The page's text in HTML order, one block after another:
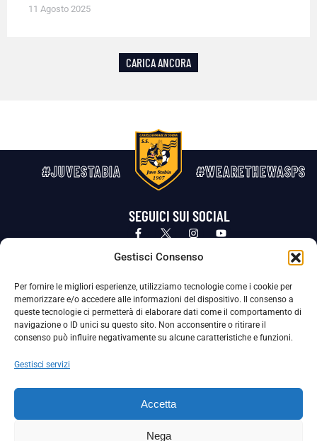
Gestisci Consenso
Per fornire le migliori esperienze, utilizziamo tecnologie come i cookie per
memorizzare e/o accedere alle informazioni del dispositivo. Il consenso a
queste tecnologie ci permetterà di elaborare dati come il comportamento di
navigazione o ID unici su questo sito. Non acconsentire o ritirare il
consenso può influire negativamente su alcune caratteristiche e funzioni.
Gestisci servizi
Accetta
Nega
11 Agosto 2025
CARICA ANCORA
#JUVESTABIA #WEARETHEWASPS
SEGUICI SUI SOCIAL
Privacy Policy Cookie Policy
La Società ha nominato il Responsabile della Protezione dei Dati Personali (DPO), figura specializzata che vigila sulle modalità
adottate dalla nostra Società per tutelare i Suoi dati personali.
Per contattare il DPO può scrivere a
La Società ha inoltre adottato un proprio Codice Etico, consultabile al seguente link: